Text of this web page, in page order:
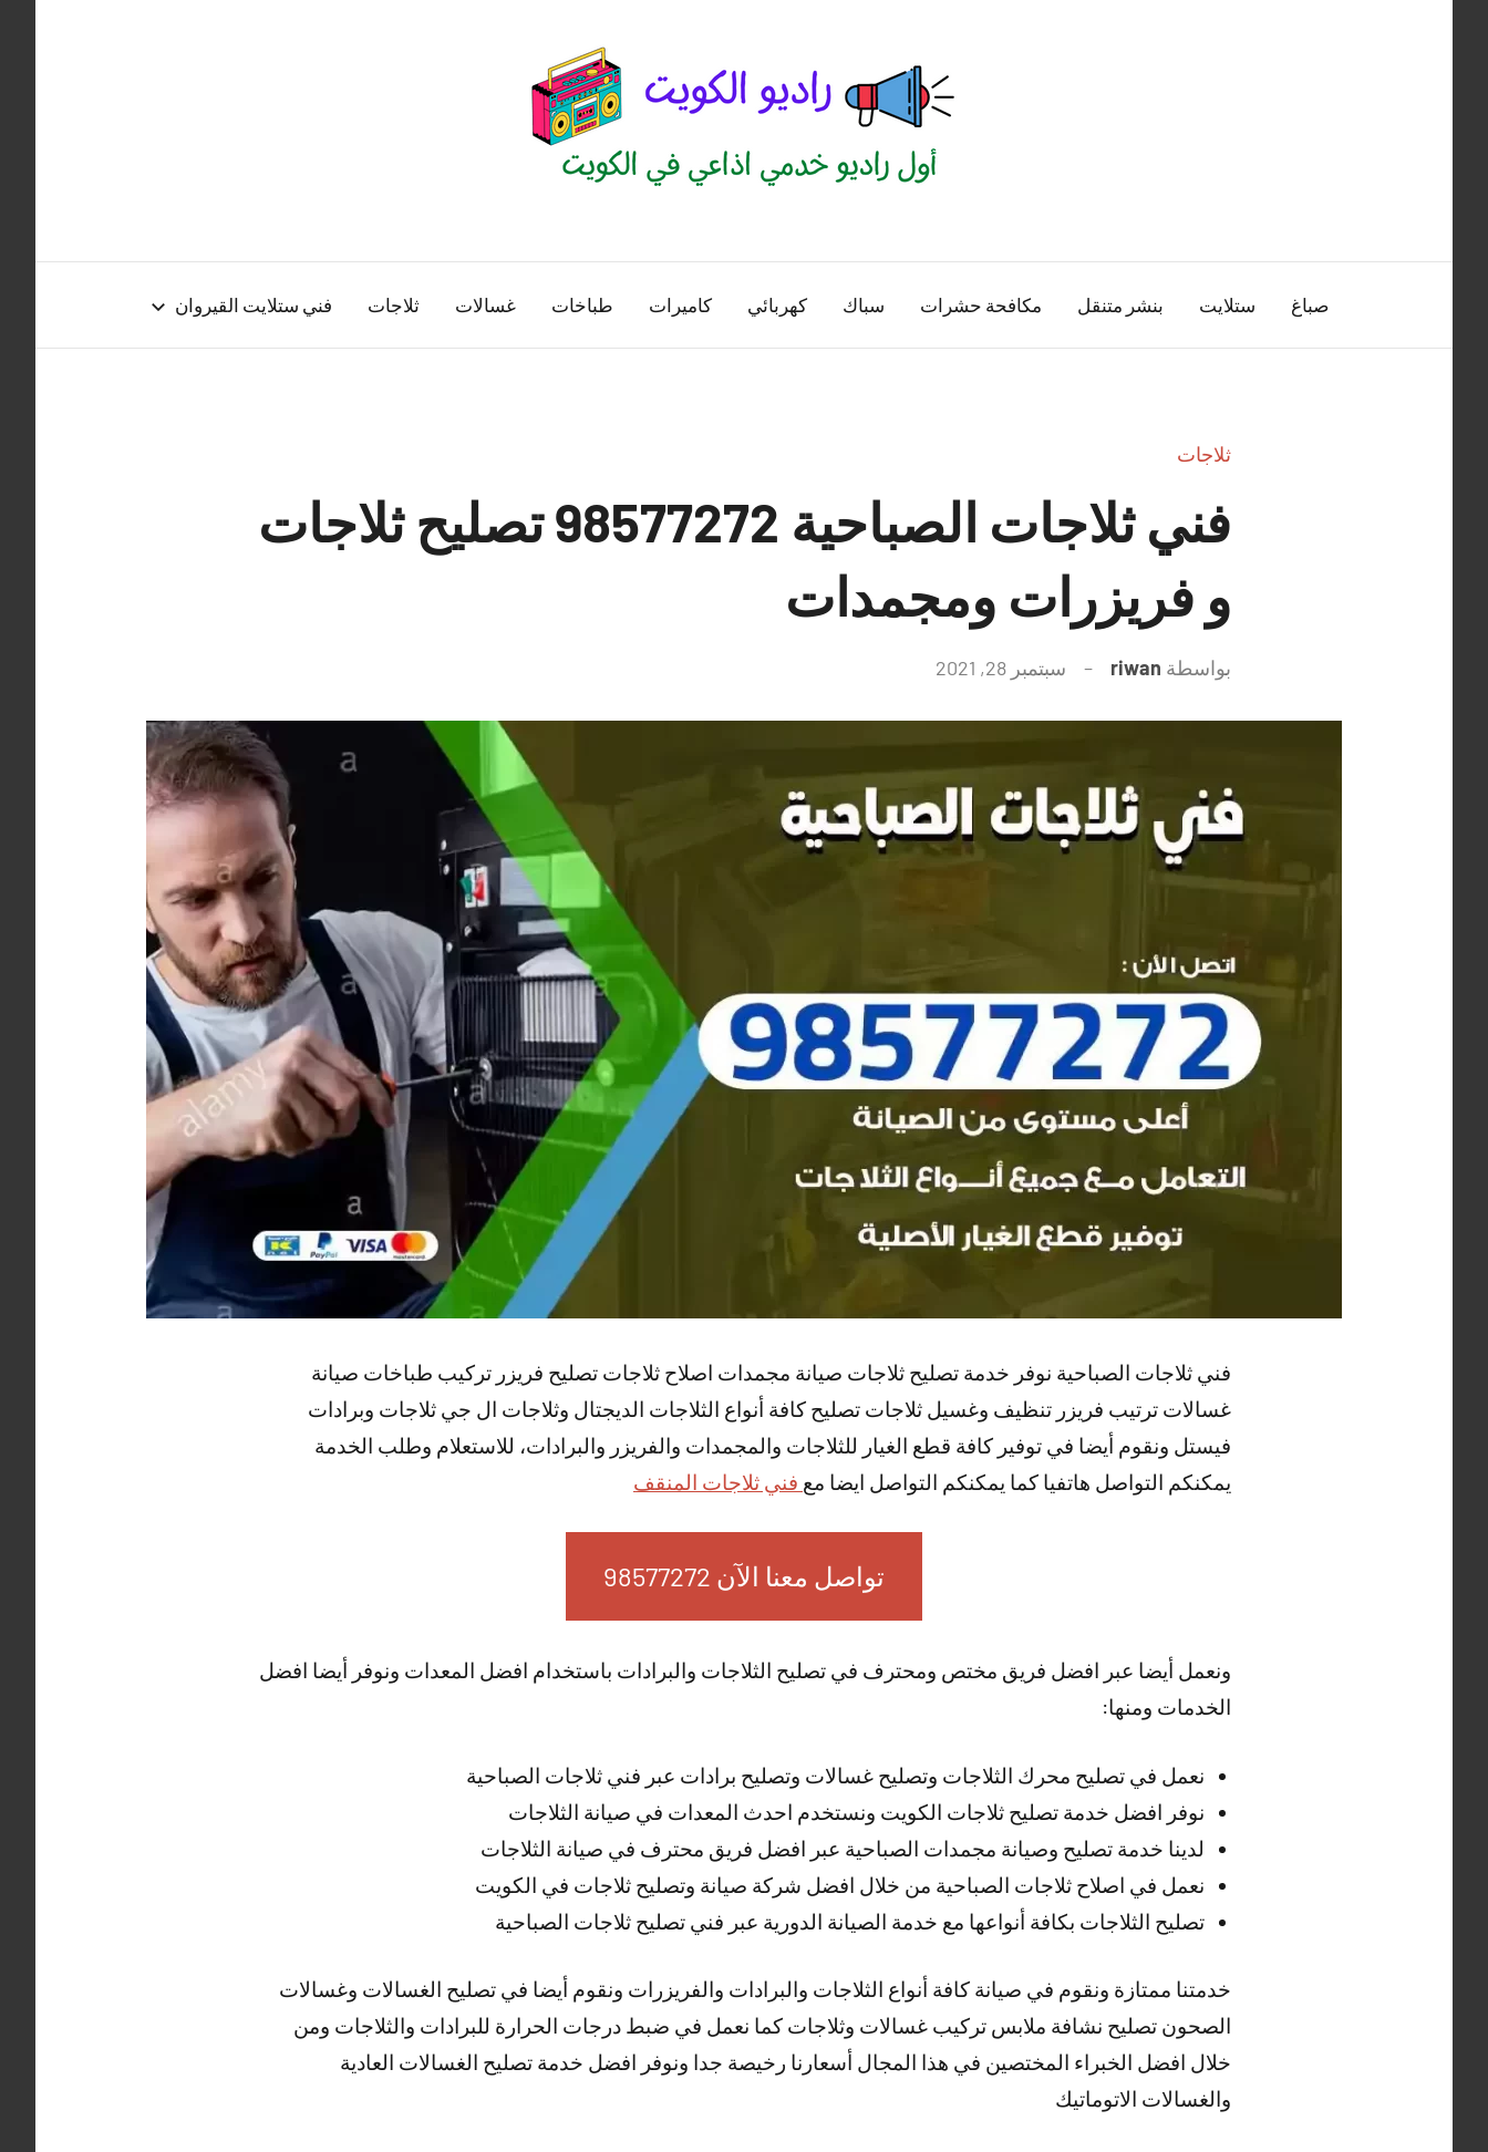
الكويت
منصة
اذاعية
صباغ ستلايت بنشر متنقل مكافحة حشرات سباك كهربائي كاميرات طباخات غسالات ثلاجات فني ستلايت القيروان
ثلاجات
فني ثلاجات الصباحية 98577272 تصليح ثلاجات
و فريزرات ومجمدات
بواسطة riwan سبتمبر 28, 2021
فني ثلاجات الصباحية نوفر خدمة تصليح ثلاجات صيانة مجمدات اصلاح ثلاجات تصليح فريزر تركيب طباخات صيانة
غسالات ترتيب فريزر تنظيف وغسيل ثلاجات تصليح كافة أنواع الثلاجات الديجتال وثلاجات ال جي ثلاجات وبرادات
فيستل ونقوم أيضا في توفير كافة قطع الغيار للثلاجات والمجمدات والفريزر والبرادات، للاستعلام وطلب الخدمة
يمكنكم التواصل هاتفيا كما يمكنكم التواصل ايضا مع فني ثلاجات المنقف
تواصل معنا الآن 98577272
ونعمل أيضا عبر افضل فريق مختص ومحترف في تصليح الثلاجات والبرادات باستخدام افضل المعدات ونوفر أيضا افضل
الخدمات ومنها:
نعمل في تصليح محرك الثلاجات وتصليح غسالات وتصليح برادات عبر فني ثلاجات الصباحية
نوفر افضل خدمة تصليح ثلاجات الكويت ونستخدم احدث المعدات في صيانة الثلاجات
لدينا خدمة تصليح وصيانة مجمدات الصباحية عبر افضل فريق محترف في صيانة الثلاجات
نعمل في اصلاح ثلاجات الصباحية من خلال افضل شركة صيانة وتصليح ثلاجات في الكويت
تصليح الثلاجات بكافة أنواعها مع خدمة الصيانة الدورية عبر فني تصليح ثلاجات الصباحية
خدمتنا ممتازة ونقوم في صيانة كافة أنواع الثلاجات والبرادات والفريزرات ونقوم أيضا في تصليح الغسالات وغسالات
الصحون تصليح نشافة ملابس تركيب غسالات وثلاجات كما نعمل في ضبط درجات الحرارة للبرادات والثلاجات ومن
خلال افضل الخبراء المختصين في هذا المجال أسعارنا رخيصة جدا ونوفر افضل خدمة تصليح الغسالات العادية
والغسالات الاتوماتيك